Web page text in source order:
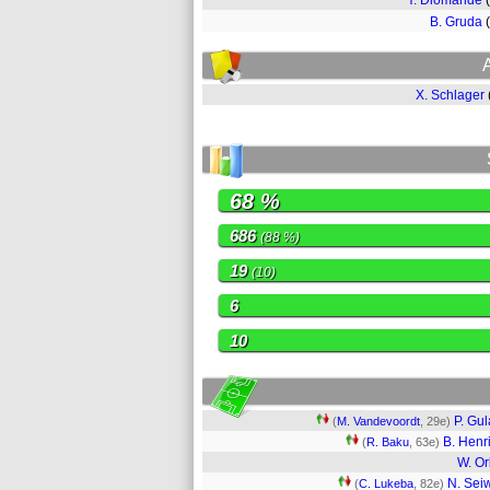
B. Gruda
X. Schlager
68 %
686(88 %)
19(10)
6
10
(M. Vandevoordt , 29e) P.
(R. Baku , 63e) B.
W.
(C. Lukeba , 82e) N.